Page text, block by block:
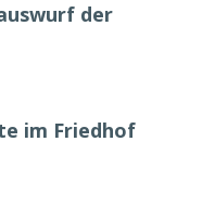
der
im Friedhof